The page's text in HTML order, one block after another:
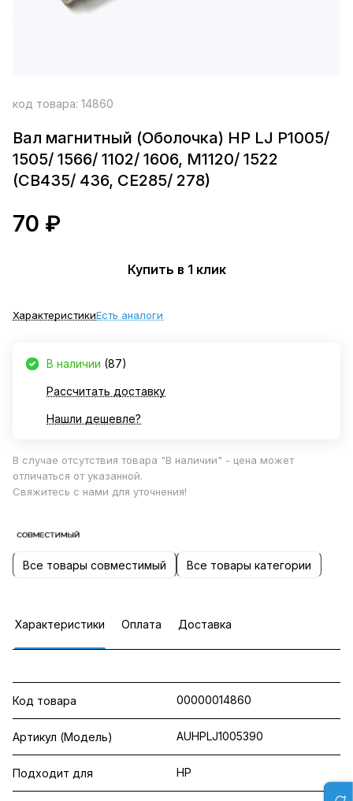
код товара: 14860
Вал магнитный (Оболочка) HP LJ P1005/
1505/ 1566/ 1102/ 1606, M1120/ 1522
(CB435/ 436, CE285/ 278)
70 ₽
Купить в 1 клик
ХарактеристикиЕсть аналоги
В наличии (87)
Рассчитать доставку
Нашли дешевле?
В случае отсутствия товара "В наличии" - цена может
отличаться от указанной.
Свяжитесь с нами для уточнения!
Все товары совместимый Все товары категории
Характеристики Оплата Доставка
Код товара 00000014860
Артикул (Модель) AUHPLJ1005390
Подходит для HP